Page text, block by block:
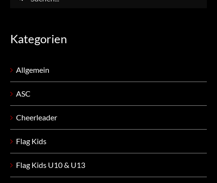
Kategorien
Allgemein
ASC
Cheerleader
Flag Kids
Flag Kids U10 & U13